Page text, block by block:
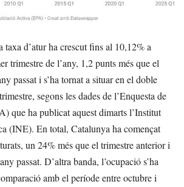
d’atur ha crescut fins al 10,12% a
trimestre de l’any, 1,2 punts més que el
passat i s’ha tornat a situar en el doble
segons les dades de l’Enquesta de
que ha publicat aquest dimarts l’Institut
(INE). En total, Catalunya ha començat
un 24% més que el trimestre anterior i
passat. D’altra banda, l’ocupació s’ha
amb el període entre octubre i